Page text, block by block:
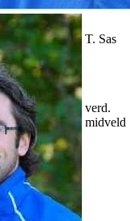
T. Sas
verd.
midveld